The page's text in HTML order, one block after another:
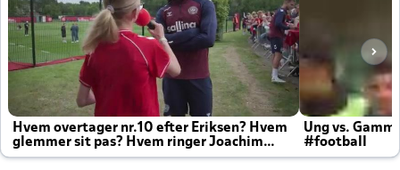
Hvem overtager nr.10 efter Eriksen? Hvem
glemmer sit pas? Hvem ringer Joachim
altid til efter kampe?
Ung vs.
#football